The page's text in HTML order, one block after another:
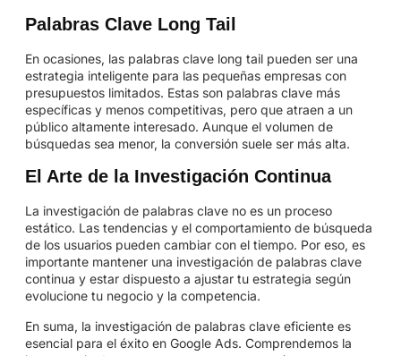
Palabras Clave Long Tail
En ocasiones, las palabras clave long tail pueden ser una
estrategia inteligente para las pequeñas empresas con
presupuestos limitados. Estas son palabras clave más
específicas y menos competitivas, pero que atraen a un
público altamente interesado. Aunque el volumen de
búsquedas sea menor, la conversión suele ser más alta.
El Arte de la Investigación Continua
La investigación de palabras clave no es un proceso
estático. Las tendencias y el comportamiento de búsqueda
de los usuarios pueden cambiar con el tiempo. Por eso, es
importante mantener una investigación de palabras clave
continua y estar dispuesto a ajustar tu estrategia según
evolucione tu negocio y la competencia.
En suma, la investigación de palabras clave eficiente es
esencial para el éxito en Google Ads. Comprendemos la